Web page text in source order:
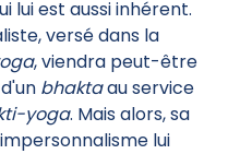
lui est aussi inhérent.
versé dans la
, viendra peut-être
bhaktaau service
yoga. Mais alors, sa
lui